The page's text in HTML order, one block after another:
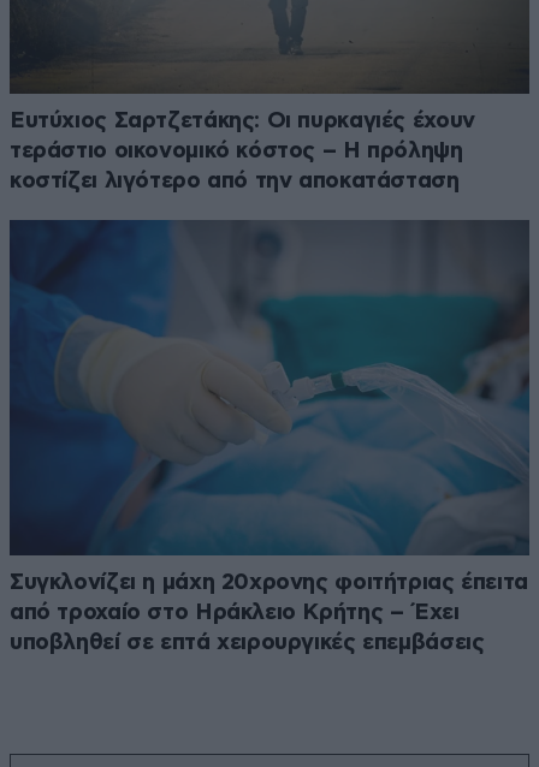
Ευτύχιος Σαρτζετάκης: Οι πυρκαγιές έχουν
τεράστιο οικονομικό κόστος – Η πρόληψη
κοστίζει λιγότερο από την αποκατάσταση
Συγκλονίζει η μάχη 20χρονης φοιτήτριας έπειτα
από τροχαίο στο Ηράκλειο Κρήτης – Έχει
υποβληθεί σε επτά χειρουργικές επεμβάσεις